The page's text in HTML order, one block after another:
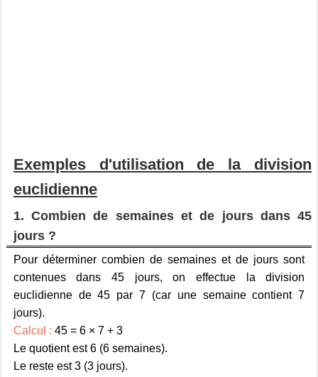
Exemples d'utilisation de la division
euclidienne
1. Combien de semaines et de jours dans 45
jours ?
Pour déterminer combien de semaines et de jours sont
contenues dans 45 jours, on effectue la division
euclidienne de 45 par 7 (car une semaine contient 7
jours).
Calcul : 45 = 6 × 7 + 3
Le quotient est 6 (6 semaines).
Le reste est 3 (3 jours).